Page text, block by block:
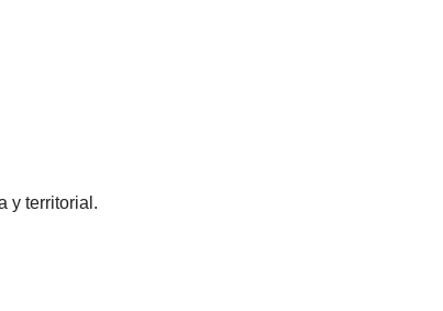
y territorial.